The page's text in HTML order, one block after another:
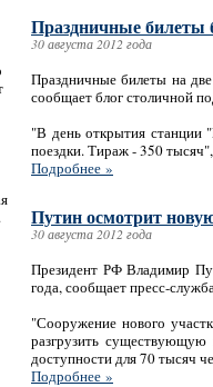
Праздничные билеты
30 августа 2012 года
Праздничные билеты на
сообщает блог столичной
"В день открытия станции
поездки. Тираж - 350
Подробнее »
Путин осмотрит
30 августа 2012 года
Президент РФ Владимир
года, сообщает пресс-
"Сооружение нового
разгрузить
доступности для 70 тысяч
Подробнее »